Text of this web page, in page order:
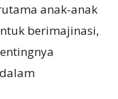
anak-anak
berimajinasi,